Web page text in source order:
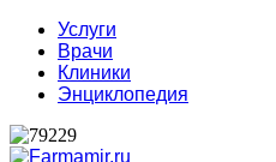
Услуги
Врачи
Клиники
Энциклопедия